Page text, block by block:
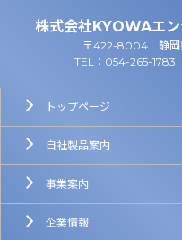
株式会社KYOWAエ
〒422-8004 静岡
TEL：054-265-1783
トップページ
自社製品案内
事業案内
企業情報